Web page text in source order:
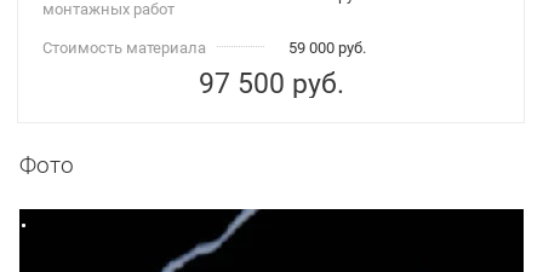
монтажных работ
Стоимость материала 59 000 руб.
97 500 руб.
Фото